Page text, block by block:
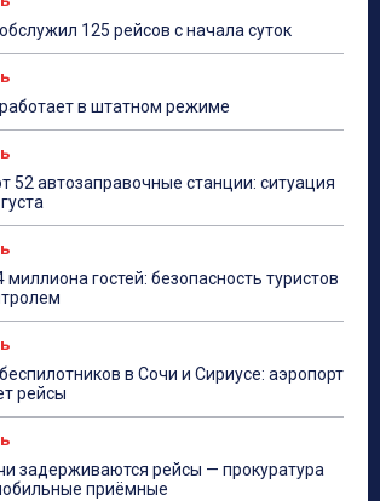
125 рейсов с начала суток
в штатном режиме
52 автозаправочные станции: ситуация
миллиона гостей: безопасность туристов
в Сочи и Сириусе: аэропорт
рейсы
задерживаются рейсы — прокуратура
приёмные